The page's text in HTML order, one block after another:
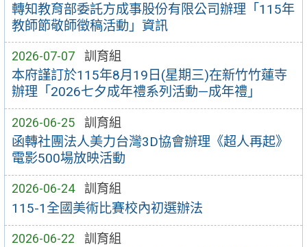
轉知教育部委託方成事股份有限公司辦理「115年
教師節敬師徵稿活動」資訊
2026-07-07 訓育組
本府謹訂於115年8月19日(星期三)在新竹竹蓮寺
辦理「2026七夕成年禮系列活動—成年禮」
2026-06-25 訓育組
函轉社團法人美力台灣3D協會辦理《超人再起》
電影500場放映活動
2026-06-24 訓育組
115-1全國美術比賽校內初選辦法
2026-06-22 訓育組